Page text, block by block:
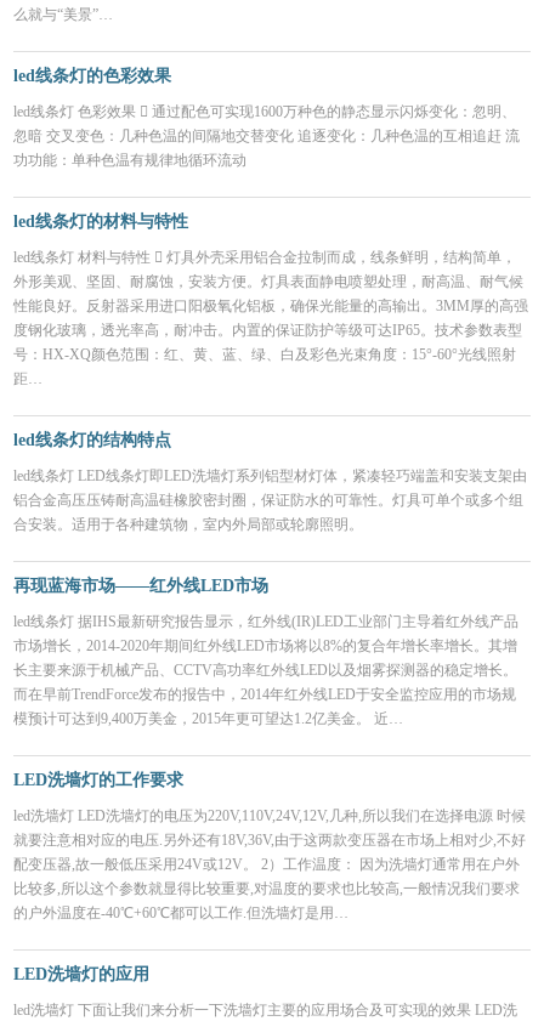
么就与“美景”…
led线条灯的色彩效果
led线条灯 色彩效果  通过配色可实现1600万种色的静态显示闪烁变化：忽明、
忽暗 交叉变色：几种色温的间隔地交替变化 追逐变化：几种色温的互相追赶 流
功功能：单种色温有规律地循环流动
led线条灯的材料与特性
led线条灯 材料与特性  灯具外壳采用铝合金拉制而成，线条鲜明，结构简单，
外形美观、坚固、耐腐蚀，安装方便。灯具表面静电喷塑处理，耐高温、耐气候
性能良好。反射器采用进口阳极氧化铝板，确保光能量的高输出。3MM厚的高强
度钢化玻璃，透光率高，耐冲击。内置的保证防护等级可达IP65。技术参数表型
号：HX-XQ颜色范围：红、黄、蓝、绿、白及彩色光束角度：15°-60°光线照射
距…
led线条灯的结构特点
led线条灯 LED线条灯即LED洗墙灯系列铝型材灯体，紧凑轻巧端盖和安装支架由
铝合金高压压铸耐高温硅橡胶密封圈，保证防水的可靠性。灯具可单个或多个组
合安装。适用于各种建筑物，室内外局部或轮廓照明。
再现蓝海市场——红外线LED市场
led线条灯 据IHS最新研究报告显示，红外线(IR)LED工业部门主导着红外线产品
市场增长，2014-2020年期间红外线LED市场将以8%的复合年增长率增长。其增
长主要来源于机械产品、CCTV高功率红外线LED以及烟雾探测器的稳定增长。
而在早前TrendForce发布的报告中，2014年红外线LED于安全监控应用的市场规
模预计可达到9,400万美金，2015年更可望达1.2亿美金。 近…
LED洗墙灯的工作要求
led洗墙灯 LED洗墙灯的电压为220V,110V,24V,12V,几种,所以我们在选择电源 时候
就要注意相对应的电压.另外还有18V,36V,由于这两款变压器在市场上相对少,不好
配变压器,故一般低压采用24V或12V。 2）工作温度： 因为洗墙灯通常用在户外
比较多,所以这个参数就显得比较重要,对温度的要求也比较高,一般情况我们要求
的户外温度在-40℃+60℃都可以工作.但洗墙灯是用…
LED洗墙灯的应用
led洗墙灯 下面让我们来分析一下洗墙灯主要的应用场合及可实现的效果 LED洗